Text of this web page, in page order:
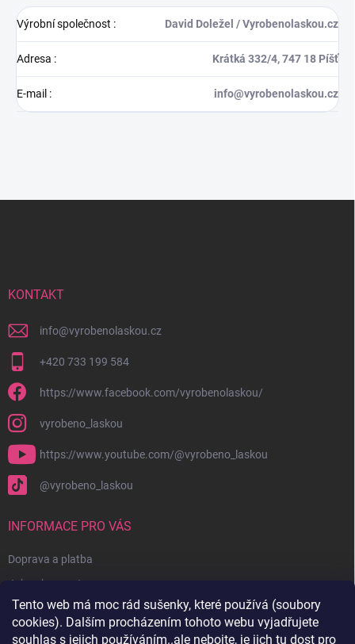
Tento web má moc rád sušenky, které používá (soubory
cookies). Dalším procházením tohoto webu vyjadřujete
souhlas s jejich používáním..ale nebojte, je jich tu dost pro
Výrobní společnost : David Doležel / Vyrobenolaskou.cz
Adresa : Krátká 332/4, 747 18 Píšť
E-mail : info@vyrobenolaskou.cz
KONTAKT
info@vyrobenolaskou.cz
+420 733 199 584
https://www.facebook.com/vyrobenolaskou/
vyrobeno_laskou
https://www.youtube.com/@vyrobeno_laskou
@vyrobeno_laskou
INFORMACE PRO VÁS
Doprava a platba
Jak nakupovat
Obchodní podmínky + reklamační řád
Ochrana osobních údajů